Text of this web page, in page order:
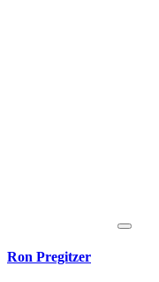
Ron Pregitzer